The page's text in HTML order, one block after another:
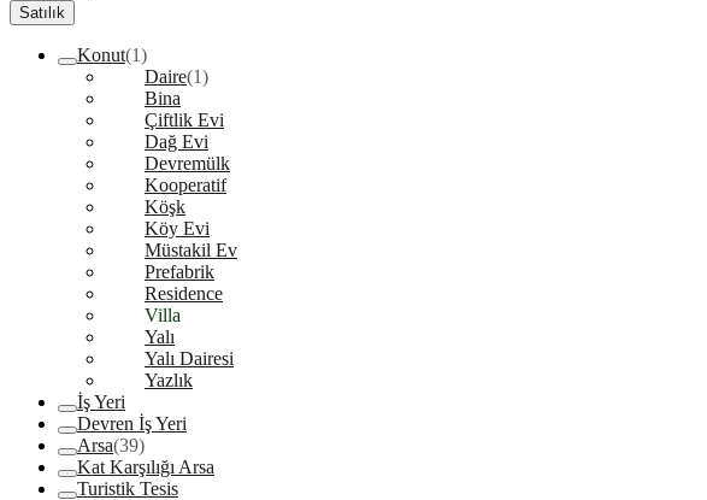
Satılık
Konut(1)
Daire(1)
Bina
Çiftlik Evi
Dağ Evi
Devremülk
Kooperatif
Köşk
Köy Evi
Müstakil Ev
Prefabrik
Residence
Villa
Yalı
Yalı Dairesi
Yazlık
İş Yeri
Devren İş Yeri
Arsa(39)
Kat Karşılığı Arsa
Turistik Tesis